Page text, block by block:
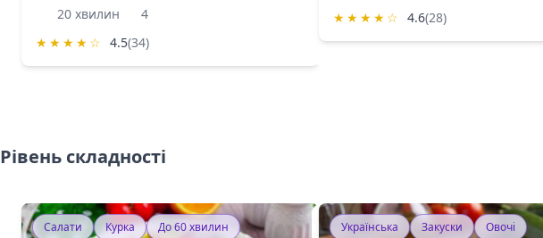
20 хвилин
4
★ ★ ★ ★ ☆ 4.5(34)
★ ★ ★ ★ ☆ 4.6(28)
Рівень складності
Салати Курка
До 60 хвилин
Українська Закуски
Овочі